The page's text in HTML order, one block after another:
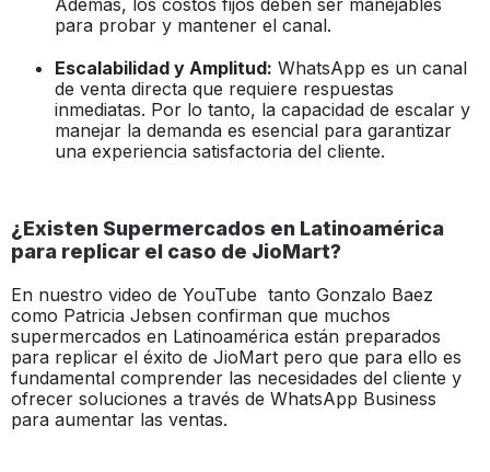
para probar y mantener el canal.
Escalabilidad y Amplitud: WhatsApp es un canal
de venta directa que requiere respuestas
inmediatas. Por lo tanto, la capacidad de escalar y
manejar la demanda es esencial para garantizar
una experiencia satisfactoria del cliente.
¿Existen Supermercados en Latinoamérica
para replicar el caso de JioMart?
En nuestro video de YouTube tanto Gonzalo Baez
como Patricia Jebsen confirman que muchos
supermercados en Latinoamérica están preparados
para replicar el éxito de JioMart pero que para ello es
fundamental comprender las necesidades del cliente y
ofrecer soluciones a través de WhatsApp Business
para aumentar las ventas.